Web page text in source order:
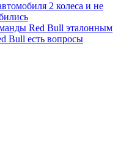
2 колеса и не
Red Bull эталонным
Bull есть вопросы